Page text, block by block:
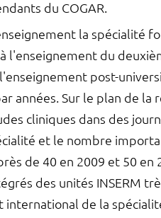
du COGAR.
la spécialité
l'enseignement du
post-
années. Sur le plan de la
cliniques dans des
et le nombre
de 40 en 2009 et 50
des unités INSERM
international de la